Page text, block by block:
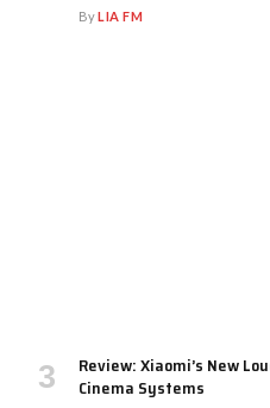
ByLIA FM
Review: Xiaomi’s New
Cinema Systems